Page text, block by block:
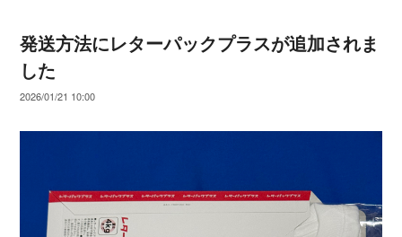
発送方法にレターパックプラスが追加されま
した
2026/01/21 10:00